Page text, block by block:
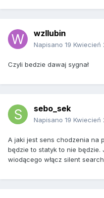
wzllubin
Napisano 19 Kwiecień
Czyli bedzie dawaj sygnał
sebo_sek
Napisano 19 Kwiecień
A jaki jest sens chodzenia na
będzie to statyk to nie będzie.
wiodącego włącz silent